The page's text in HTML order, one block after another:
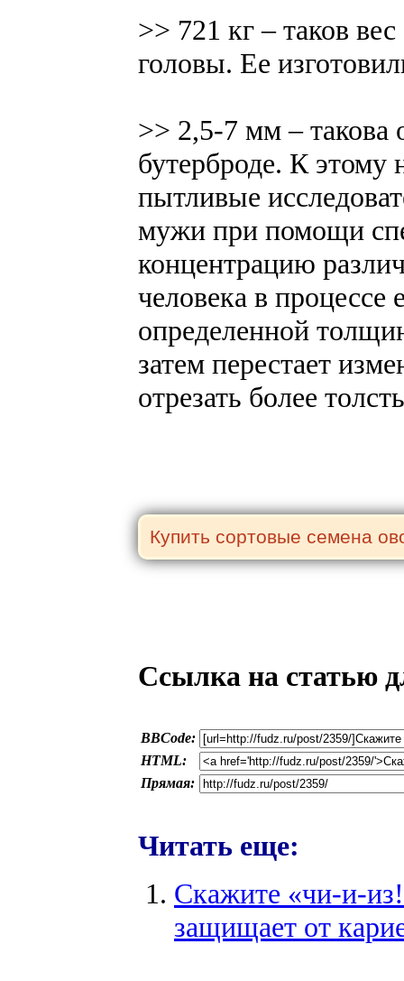
>> 721 кг – таков
головы. Ее
>> 2,5-7 мм – такова
бутерброде. К
пытливые
мужи при помощи
концентрацию
человека в
определенной
затем перестает
отрезать более
Ссылка на статью
BBCode:
HTML:
Прямая:
Читать еще:
Скажите «чи-и-
защищает от